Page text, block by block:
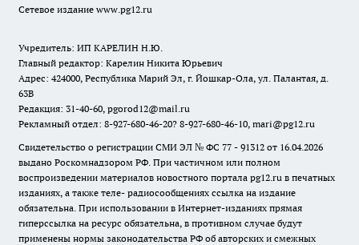
Сетевое издание www.pg12.ru
Учредитель: ИП КАРЕЛИН Н.Ю.
Главный редактор: Карелин Никита Юрьевич
Адрес: 424000, Республика Марий Эл, г. Йошкар-Ола, ул. Палантая, д.
63В
Редакция: 31-40-60, pgorod12@mail.ru
Рекламный отдел: 8-927-680-46-20? 8-927-680-46-10, mari@pg12.ru
Свидетельство о регистрации СМИ ЭЛ № ФС 77 - 91312 от 16.04.2026
выдано Роскомнадзором РФ. При частичном или полном
воспроизведении материалов новостного портала pg12.ru в печатных
изданиях, а также теле- радиосообщениях ссылка на издание
обязательна. При использовании в Интернет-изданиях прямая
гиперссылка на ресурс обязательна, в противном случае будут
применены нормы законодательства РФ об авторских и смежных